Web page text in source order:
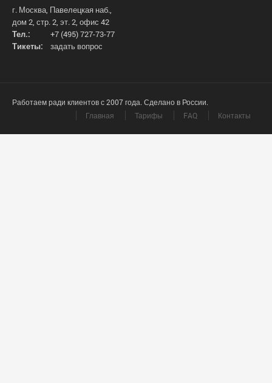
г. Москва, Павелецкая наб.,
дом 2, стр. 2, эт. 2, офис 42
Тел.:
+7 (495) 727-73-77
Тикеты:
задать вопрос
Работаем ради клиентов с 2007 года. Сделано в России.
Главная
Тарифы FAQ Контакты